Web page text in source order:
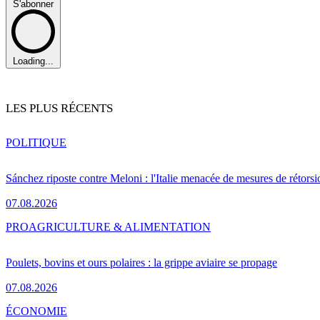
S'abonner
Loading...
LES PLUS RÉCENTS
Sánchez riposte contre Meloni : l'Italie menacée de mesures de
07.08.2026
POLITIQUE
Poulets, bovins et ours polaires : la grippe aviaire se propage
07.08.2026
PROAGRICULTURE & ALIMENTATION
ÉCONOMIE